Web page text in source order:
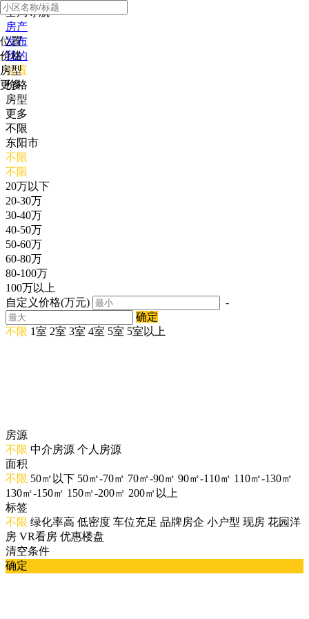
全局导航
房产
发布
我的
位置
价格
房型
更多
位置
价格
房型
更多
不限
东阳市
不限
不限
20万以下
20-30万
30-40万
40-50万
50-60万
60-80万
80-100万
100万以上
自定义价格(万元)
-
确定
不限 1室 2室 3室 4室 5室 5室以上
房源
不限 中介房源 个人房源
面积
不限 50㎡以下 50㎡-70㎡ 70㎡-90㎡ 90㎡-110㎡ 110㎡-130㎡
130㎡-150㎡ 150㎡-200㎡ 200㎡以上
标签
不限 绿化率高 低密度 车位充足 品牌房企 小户型 现房 花园洋
房 VR看房 优惠楼盘
清空条件
确定